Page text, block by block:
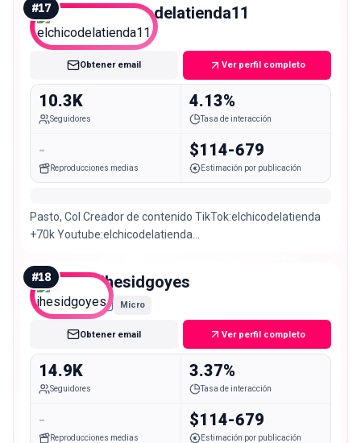
#17 elchicodelatienda11
Micro
Obtener email Ver perfil completo
10.3K
Seguidores
4.13%
Tasa de interacción
-
Reproducciones medias
$114-679
Estimación por publicación
Pasto, Col Creador de contenido TikTok:elchicodelatienda
+70k Youtube:elchicodelatienda
#18 jhesidgoyes
Micro
Obtener email Ver perfil completo
14.9K
Seguidores
3.37%
Tasa de interacción
-
Reproducciones medias
$114-679
Estimación por publicación